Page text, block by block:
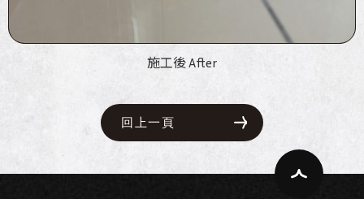
施工後 After
回上一頁